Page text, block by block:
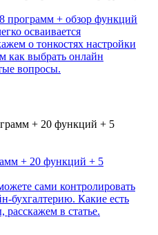
программ + обзор функций
осваивается
о тонкостях настройки
как выбрать онлайн
вопросы.
+ 20 функций + 5
сами контролировать
бухгалтерию. Какие есть
расскажем в статье.